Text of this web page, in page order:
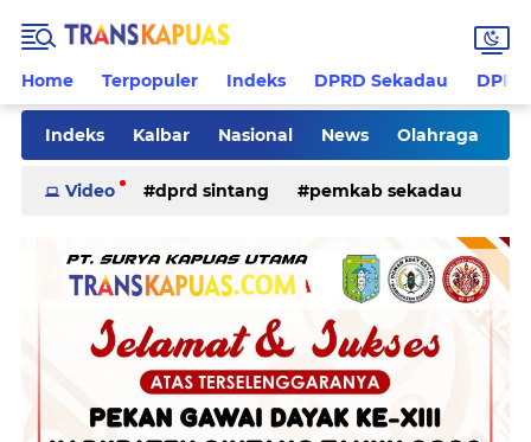
Home Terpopuler Indeks DPRD Sekadau
Indeks Kalbar Nasional News Olahraga
Pilkades Rohani Sanggau Sekadau
kriminal
Video dprd sintang pemkab sekadau